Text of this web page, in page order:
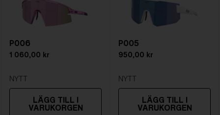
P006
1 060,00 kr
NYTT
LÄGG TILL I
VARUKORGEN
P005
950,00 kr
NYTT
LÄGG TILL I
VARUKORGEN